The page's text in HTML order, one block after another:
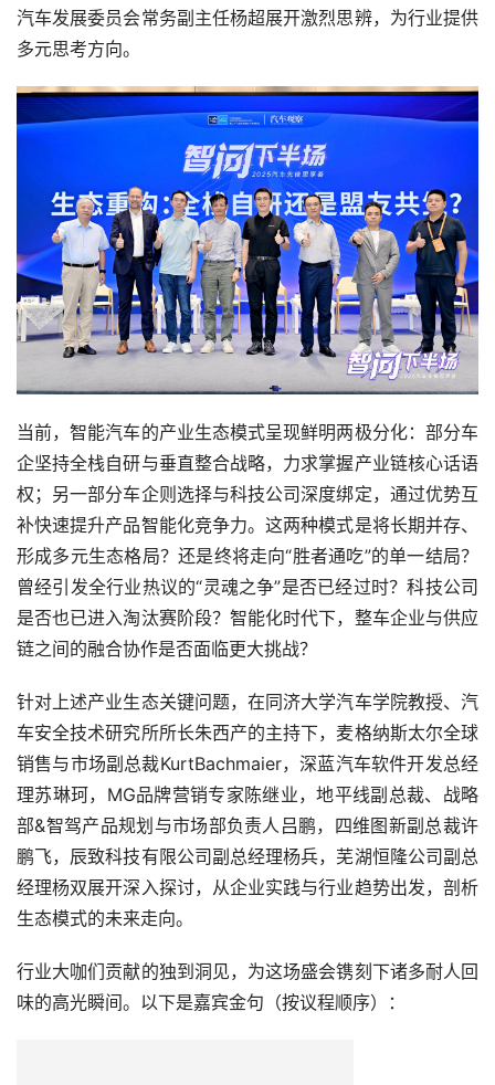
汽车发展委员会常务副主任杨超展开激烈思辨，为行业提供
多元思考方向。
当前，智能汽车的产业生态模式呈现鲜明两极分化：部分车
企坚持全栈自研与垂直整合战略，力求掌握产业链核心话语
权；另一部分车企则选择与科技公司深度绑定，通过优势互
补快速提升产品智能化竞争力。这两种模式是将长期并存、
形成多元生态格局？还是终将走向“胜者通吃”的单一结局？
曾经引发全行业热议的“灵魂之争”是否已经过时？科技公司
是否也已进入淘汰赛阶段？智能化时代下，整车企业与供应
链之间的融合协作是否面临更大挑战？
针对上述产业生态关键问题，在同济大学汽车学院教授、汽
车安全技术研究所所长朱西产的主持下，麦格纳斯太尔全球
销售与市场副总裁KurtBachmaier，深蓝汽车软件开发总经
理苏琳珂，MG品牌营销专家陈继业，地平线副总裁、战略
部&智驾产品规划与市场部负责人吕鹏，四维图新副总裁许
鹏飞，辰致科技有限公司副总经理杨兵，芜湖恒隆公司副总
经理杨双展开深入探讨，从企业实践与行业趋势出发，剖析
生态模式的未来走向。
行业大咖们贡献的独到洞见，为这场盛会镌刻下诸多耐人回
味的高光瞬间。以下是嘉宾金句（按议程顺序）：